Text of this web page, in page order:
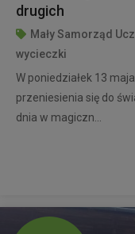
drugich
Mały Samorząd
wycieczki
W poniedziałek 13
przeniesienia się do
dnia w magiczn...